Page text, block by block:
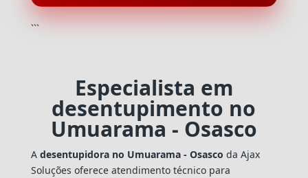
```
Especialista em
desentupimento no
Umuarama - Osasco
A desentupidora no Umuarama - Osasco da Ajax
Soluções oferece atendimento técnico para